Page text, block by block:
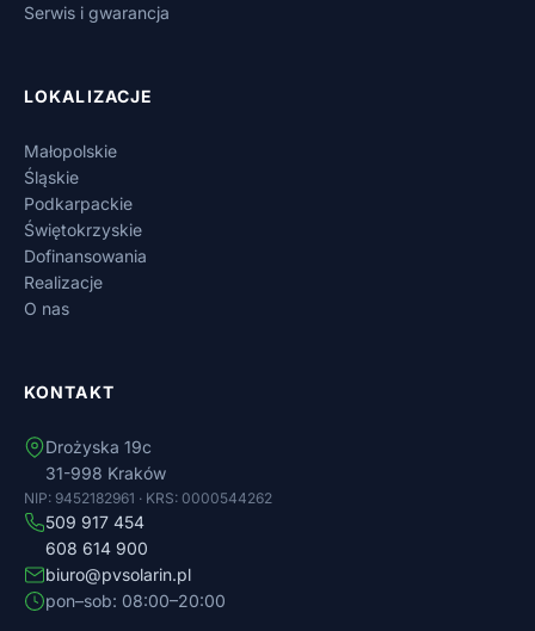
Serwis i gwarancja
LOKALIZACJE
Małopolskie
Śląskie
Podkarpackie
Świętokrzyskie
Dofinansowania
Realizacje
O nas
KONTAKT
Drożyska 19c
31-998 Kraków
NIP: 9452182961 · KRS: 0000544262
509 917 454
608 614 900
biuro@pvsolarin.pl
pon–sob: 08:00–20:00